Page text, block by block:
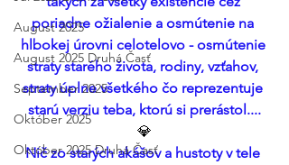
August 2025
August 2025 Druhá Časť
September 2025
Október 2025
Október 2025 Druhá Časť
poriadne ožialenie a osmútenie na
hlbokej úrovni celotelovo - osmútenie
straty starého života, rodiny, vzťahov,
straty úplne všetkého čo reprezentuje
starú verziu teba, ktorú si prerástol....
💎
Nič zo starých akášov a hustoty v tele